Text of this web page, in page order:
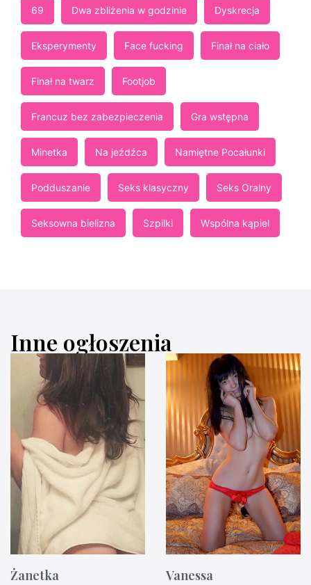
69 Dwa zbliżenia w godzinie Dyskrecja
Eksperymenty Face fucking Finał na ciało
Finał na twarz Footjob
Francuz bez zabezpieczenia Gra wstępna
Minetka Na jeźdźca Namiętne Pocałunki
Podduszanie Seks klasyczny Seks Oralny
Seksowna bielizna Szpilki Wspólna kąpiel
Inne ogłoszenia
Żanetka Vanessa